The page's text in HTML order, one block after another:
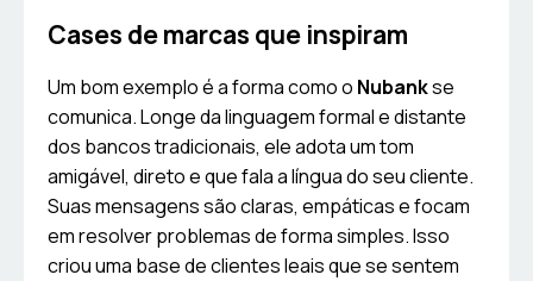
Cases de marcas que inspiram
Um bom exemplo é a forma como o Nubankse
comunica. Longe da linguagem formal e distante
dos bancos tradicionais, ele adota um tom
amigável, direto e que fala a língua do seu cliente.
Suas mensagens são claras, empáticas e focam
em resolver problemas de forma simples. Isso
criou uma base de clientes leais que se sentem